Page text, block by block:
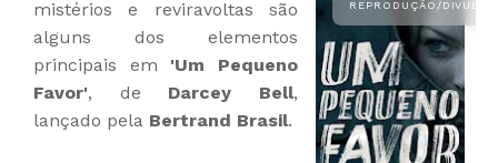
mistérios e reviravoltas são
alguns dos elementos
principais em 'Um Pequeno
Favor', de Darcey Bell,
lançado pela Bertrand Brasil.